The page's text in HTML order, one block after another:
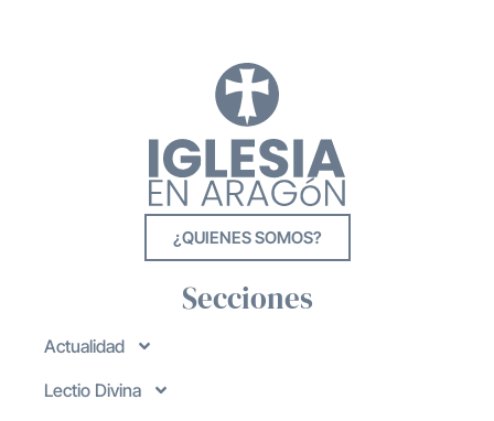
¿QUIENES SOMOS?
Secciones
Actualidad
Lectio Divina